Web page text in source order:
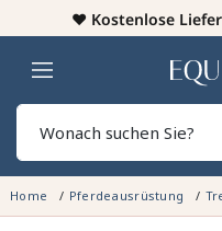
♥️ Kostenlose
Heim
Home Pferdeausrüstung